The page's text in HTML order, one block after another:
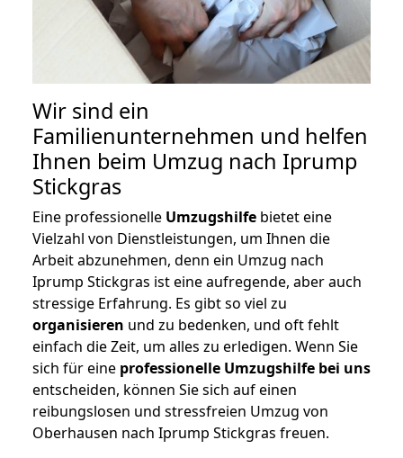
Wir sind ein
Familienunternehmen und helfen
Ihnen beim Umzug nach Iprump
Stickgras
Eine professionelle Umzugshilfe bietet eine
Vielzahl von Dienstleistungen, um Ihnen die
Arbeit abzunehmen, denn ein Umzug nach
Iprump Stickgras ist eine aufregende, aber auch
stressige Erfahrung. Es gibt so viel zu
organisieren und zu bedenken, und oft fehlt
einfach die Zeit, um alles zu erledigen. Wenn Sie
sich für eine professionelle Umzugshilfe bei uns
entscheiden, können Sie sich auf einen
reibungslosen und stressfreien Umzug von
Oberhausen nach Iprump Stickgras freuen.